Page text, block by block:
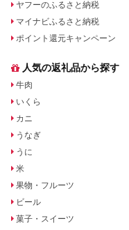
ヤフーのふるさと納税
マイナビふるさと納税
ポイント還元キャンペーン
人気の返礼品から探す
牛肉
いくら
カニ
うなぎ
うに
米
果物・フルーツ
ビール
菓子・スイーツ